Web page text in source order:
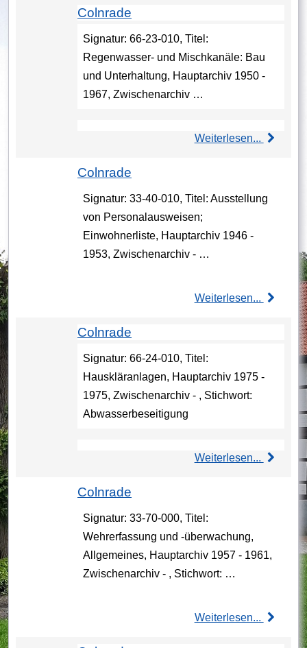
Colnrade
Signatur: 66-23-010, Titel:
Regenwasser- und Mischkanäle: Bau
und Unterhaltung, Hauptarchiv 1950 -
1967, Zwischenarchiv …
Weiterlesen...
Colnrade
Signatur: 33-40-010, Titel: Ausstellung
von Personalausweisen;
Einwohnerliste, Hauptarchiv 1946 -
1953, Zwischenarchiv - …
Weiterlesen...
Colnrade
Signatur: 66-24-010, Titel:
Hauskläranlagen, Hauptarchiv 1975 -
1975, Zwischenarchiv - , Stichwort:
Abwasserbeseitigung
Weiterlesen...
Colnrade
Signatur: 33-70-000, Titel:
Wehrerfassung und -überwachung,
Allgemeines, Hauptarchiv 1957 - 1961,
Zwischenarchiv - , Stichwort: …
Weiterlesen...